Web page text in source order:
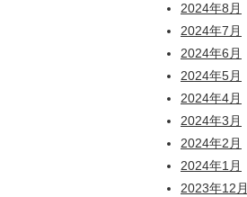
2024年8月
2024年7月
2024年6月
2024年5月
2024年4月
2024年3月
2024年2月
2024年1月
2023年12月